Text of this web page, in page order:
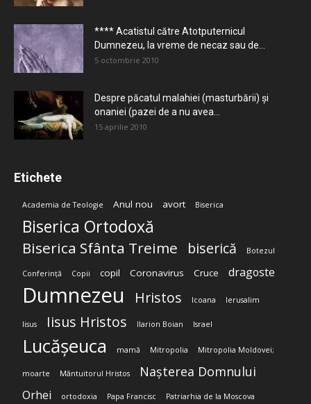
**** Acatistul către Atotputernicul
Dumnezeu, la vreme de necaz sau de...
5 octombrie 2010
Despre păcatul malahiei (masturbării) şi
onaniei (pazei de a nu avea...
15 aprilie 2010
Etichete
Academia de Teologie Anul nou avort Biserica
Biserica Ortodoxă
Biserica Sfânta Treime biserică Botezul
Conferință Copii copil Coronavirus Cruce dragoste
Dumnezeu Hristos Icoana Ierusalim
Iisus Iisus Hristos Ilarion Boian Israel
Lucășeuca mamă Mitropolia Mitropolia Moldovei;
moarte Mântuitorul Hristos Nașterea Domnului
Orhei ortodoxia Papa Francisc Patriarhia de la Moscova